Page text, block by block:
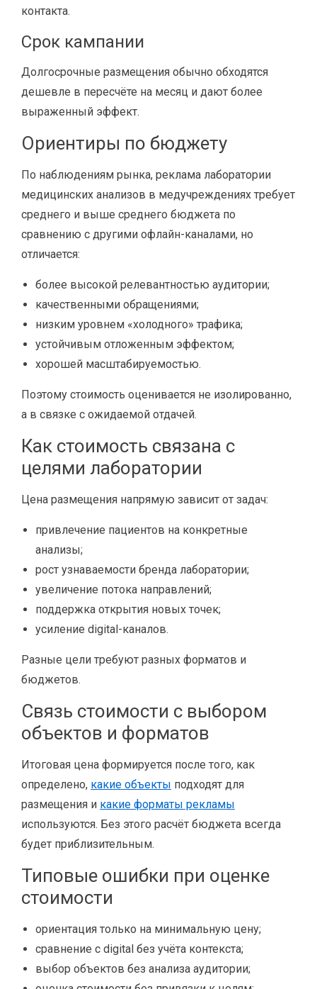
контакта.
Срок кампании
Долгосрочные размещения обычно обходятся
дешевле в пересчёте на месяц и дают более
выраженный эффект.
Ориентиры по бюджету
По наблюдениям рынка, реклама лаборатории
медицинских анализов в медучреждениях требует
среднего и выше среднего бюджета по
сравнению с другими офлайн-каналами, но
отличается:
более высокой релевантностью аудитории;
качественными обращениями;
низким уровнем «холодного» трафика;
устойчивым отложенным эффектом;
хорошей масштабируемостью.
Поэтому стоимость оценивается не изолированно,
а в связке с ожидаемой отдачей.
Как стоимость связана с
целями лаборатории
Цена размещения напрямую зависит от задач:
привлечение пациентов на конкретные
анализы;
рост узнаваемости бренда лаборатории;
увеличение потока направлений;
поддержка открытия новых точек;
усиление digital-каналов.
Разные цели требуют разных форматов и
бюджетов.
Связь стоимости с выбором
объектов и форматов
Итоговая цена формируется после того, как
определено, какие объекты подходят для
размещения и какие форматы рекламы
используются. Без этого расчёт бюджета всегда
будет приблизительным.
Типовые ошибки при оценке
стоимости
ориентация только на минимальную цену;
сравнение с digital без учёта контекста;
выбор объектов без анализа аудитории;